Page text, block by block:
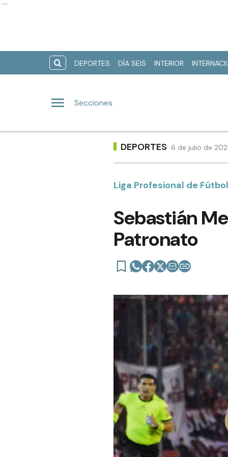
Ads
DEPORTES DÍA SEIS INTERIOR
Secciones
DEPORTES 6 de julio de
Liga Profesional de Fútbol
Sebastián
Patronato